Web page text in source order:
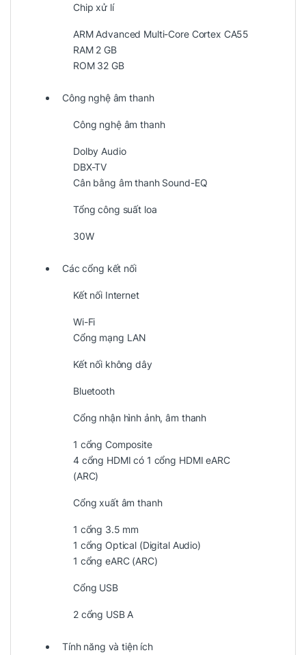
Chip xử lí
ARM Advanced Multi-Core Cortex CA55
RAM 2 GB
ROM 32 GB
Công nghệ âm thanh
Công nghệ âm thanh
Dolby Audio
DBX-TV
Cân bằng âm thanh Sound-EQ
Tổng công suất loa
30W
Các cổng kết nối
Kết nối Internet
Wi-Fi
Cổng mạng LAN
Kết nối không dây
Bluetooth
Cổng nhận hình ảnh, âm thanh
1 cổng Composite
4 cổng HDMI có 1 cổng HDMI eARC
(ARC)
Cổng xuất âm thanh
1 cổng 3.5 mm
1 cổng Optical (Digital Audio)
1 cổng eARC (ARC)
Cổng USB
2 cổng USB A
Tính năng và tiện ích